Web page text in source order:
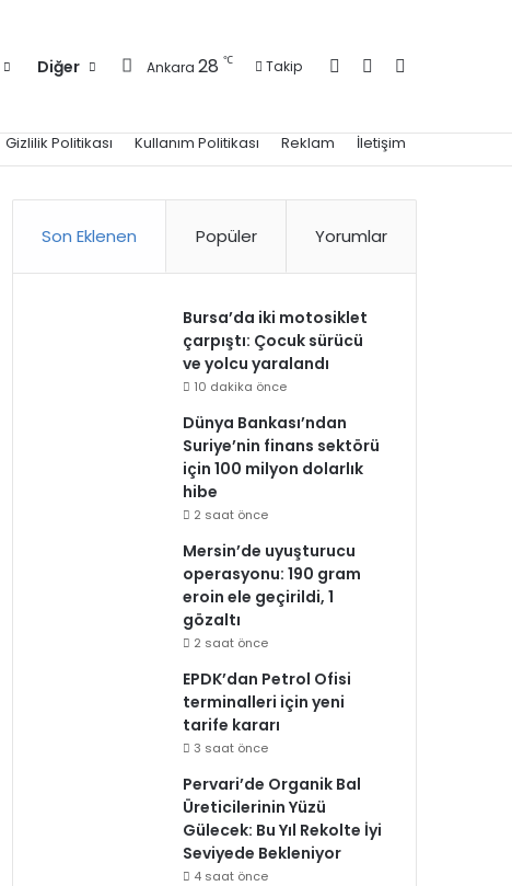
Diğer Ankara 28 ℃ Takip Kayıt OlKenar Bölmesi
Gizlilik Politikası Kullanım Politikası Reklam İletişim
Son Eklenen Popüler Yorumlar
Bursa’da iki motosiklet
çarpıştı: Çocuk sürücü
ve yolcu yaralandı
10 dakika önce
Dünya Bankası’ndan
Suriye’nin finans sektörü
için 100 milyon dolarlık
hibe
2 saat önce
Mersin’de uyuşturucu
operasyonu: 190 gram
eroin ele geçirildi, 1
gözaltı
2 saat önce
EPDK’dan Petrol Ofisi
terminalleri için yeni
tarife kararı
3 saat önce
Pervari’de Organik Bal
Üreticilerinin Yüzü
Gülecek: Bu Yıl Rekolte İyi
Seviyede Bekleniyor
4 saat önce